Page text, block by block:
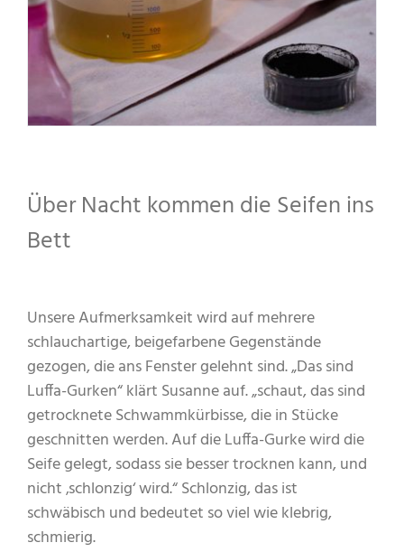
Über Nacht kommen die Seifen ins
Bett
Unsere Aufmerksamkeit wird auf mehrere
schlauchartige, beigefarbene Gegenstände
gezogen, die ans Fenster gelehnt sind. „Das sind
Luffa-Gurken“ klärt Susanne auf. „schaut, das sind
getrocknete Schwammkürbisse, die in Stücke
geschnitten werden. Auf die Luffa-Gurke wird die
Seife gelegt, sodass sie besser trocknen kann, und
nicht ‚schlonzig‘ wird.“ Schlonzig, das ist
schwäbisch und bedeutet so viel wie klebrig,
schmierig.